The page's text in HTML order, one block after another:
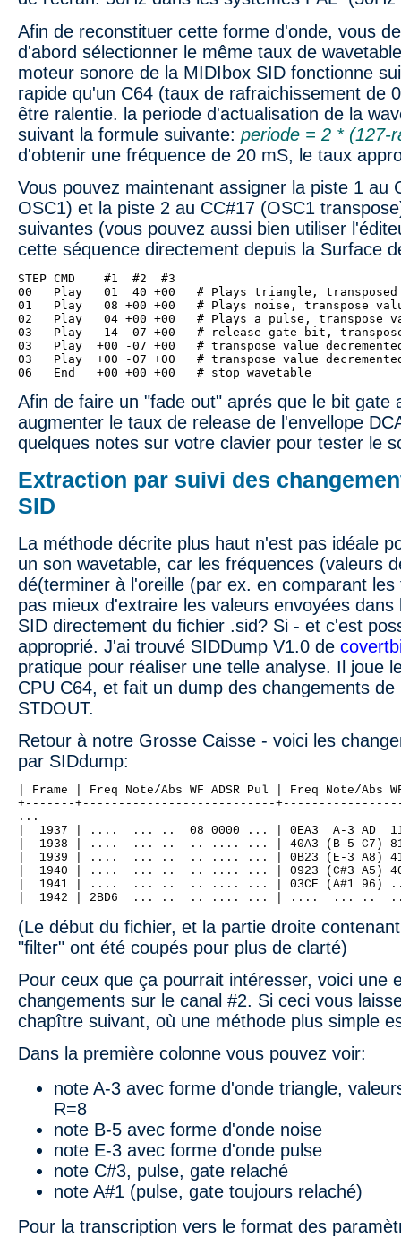
Afin de reconstituer cette forme d'onde, vous
d'abord sélectionner le même taux de
moteur sonore de la MIDIbox SID fonctionne
rapide qu'un C64 (taux de rafraichissement de
être ralentie. la periode d'actualisation de la
suivant la formule suivante: periode = 2 * (127-
d'obtenir une fréquence de 20 mS, le taux
Vous pouvez maintenant assigner la piste 1 au
OSC1) et la piste 2 au CC#17 (OSC1
suivantes (vous pouvez aussi bien utiliser
cette séquence directement depuis la Surface
STEP CMD    #1  #2  #3
00   Play   01  40 +00   # Plays triangle,
01   Play   08 +00 +00   # Plays noise, transpose
02   Play   04 +00 +00   # Plays a pulse, transpose
03   Play   14 -07 +00   # release gate bit, transpose
03   Play  +00 -07 +00   # transpose value
03   Play  +00 -07 +00   # transpose value
06   End   +00 +00 +00   # stop wavetable
Afin de faire un "fade out" aprés que le bit gate
augmenter le taux de release de l'envellope
quelques notes sur votre clavier pour tester le
Extraction par suivi des
SID
La méthode décrite plus haut n'est pas idéale
un son wavetable, car les fréquences (valeurs
dé(terminer à l'oreille (par ex. en comparant
pas mieux d'extraire les valeurs envoyées
SID directement du fichier .sid? Si - et c'est
approprié. J'ai trouvé SIDDump V1.0 de
pratique pour réaliser une telle analyse. Il joue
CPU C64, et fait un dump des changements
STDOUT.
Retour à notre Grosse Caisse - voici les
par SIDdump:
| Frame | Freq Note/Abs WF ADSR Pul | Freq Note/Abs
+-------+---------------------------
...
|  1937 | ....  ... ..  08 0000 ... | 0EA3  A-3 AD
|  1938 | ....  ... ..  .. .... ... | 40A3 (B-5 C7)
|  1939 | ....  ... ..  .. .... ... | 0B23 (E-3
|  1940 | ....  ... ..  .. .... ... | 0923 (C#3 A5)
|  1941 | ....  ... ..  .. .... ... | 03CE (A#1
|  1942 | 2BD6  ... ..  .. .... ... | ....  ...
(Le début du fichier, et la partie droite
"filter" ont été coupés pour plus de clarté)
Pour ceux que ça pourrait intéresser, voici une
changements sur le canal #2. Si ceci vous
chapître suivant, où une méthode plus simple
Dans la première colonne vous pouvez voir:
note A-3 avec forme d'onde triangle,
R=8
note B-5 avec forme d'onde noise
note E-3 avec forme d'onde pulse
note C#3, pulse, gate relaché
note A#1 (pulse, gate toujours relaché)
Pour la transcription vers le format des